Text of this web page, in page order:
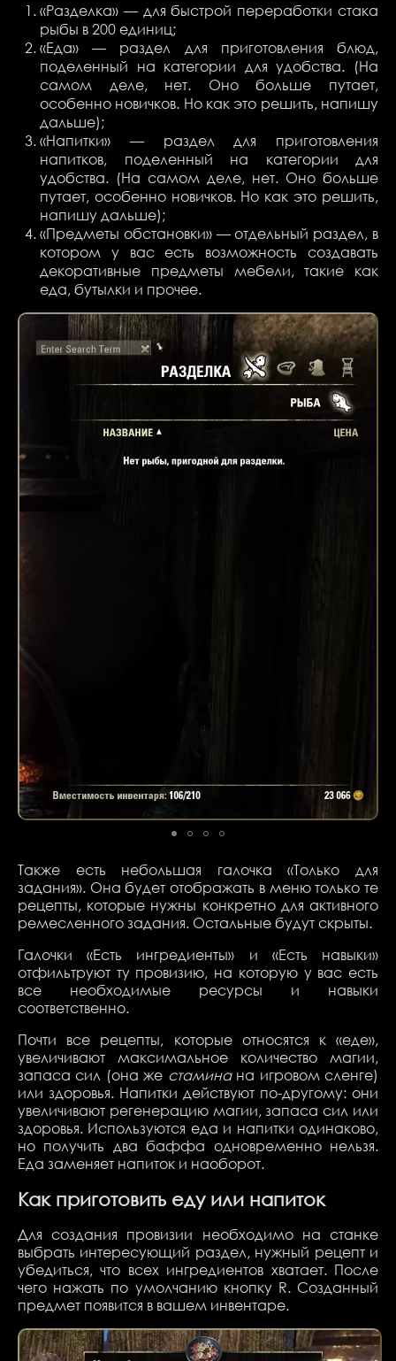
«Разделка» — для быстрой переработки стака
рыбы в 200 единиц;
«Еда» — раздел для приготовления блюд,
поделенный на категории для удобства. (На
самом деле, нет. Оно больше путает,
особенно новичков. Но как это решить, напишу
дальше);
«Напитки» — раздел для приготовления
напитков, поделенный на категории для
удобства. (На самом деле, нет. Оно больше
путает, особенно новичков. Но как это решить,
напишу дальше);
«Предметы обстановки»— отдельный раздел, в
котором у вас есть возможность создавать
декоративные предметы мебели, такие как
еда, бутылки и прочее.
Также есть небольшая галочка «Только для
задания». Она будет отображать в меню только те
рецепты, которые нужны конкретно для активного
ремесленного задания. Остальные будут скрыты.
Галочки «Есть ингредиенты» и «Есть навыки»
отфильтруют ту провизию, на которую у вас есть
все необходимые ресурсы и навыки
соответственно.
Почти все рецепты, которые относятся к «еде»,
увеличивают максимальное количество магии,
запаса сил (она же стаминана игровом сленге)
или здоровья. Напитки действуют по-другому: они
увеличивают регенерацию магии, запаса сил или
здоровья. Используются еда и напитки одинаково,
но получить два баффа одновременно нельзя.
Еда заменяет напиток и наоборот.
Как приготовить еду или напиток
Для создания провизии необходимо на станке
выбрать интересующий раздел, нужный рецепт и
убедиться, что всех ингредиентов хватает. После
чего нажать по умолчанию кнопку R. Созданный
предмет появится в вашем инвентаре.